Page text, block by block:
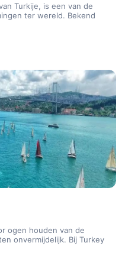
Turkije, is een van de
ter wereld. Bekend
ogen houden van de
onvermijdelijk. Bij Turkey